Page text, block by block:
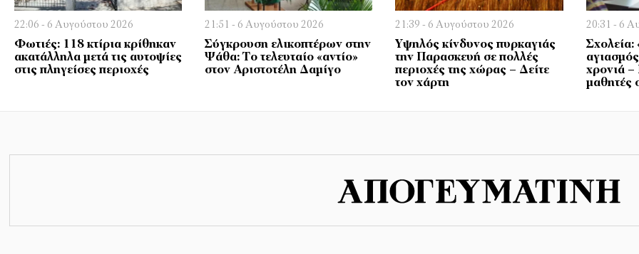
22:06 - 6 Αυγούστου 2026
Φωτιές: 118 κτίρια κρίθηκαν
ακατάλληλα μετά τις αυτοψίες
στις πληγείσες περιοχές
21:51 - 6 Αυγούστου 2026
Σύγκρουση ελικοπτέρων στην
Ψάθα: Tο τελευταίο «αντίο»
στον Αριστοτέλη Δαμίγο
21:39 - 6 Αυγούστου 2026
Υψηλός κίνδυνος πυρκαγιάς
την Παρασκευή σε πολλές
περιοχές της χώρας – Δείτε
τον χάρτη
20:31 - 6
Σχολεία:
χρονιά –
μαθητές